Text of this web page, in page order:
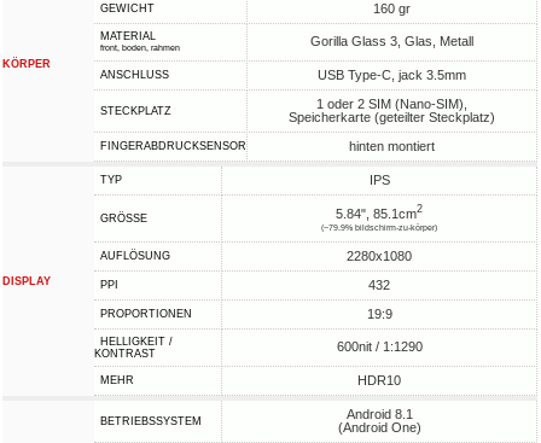
KÖRPER
GEWICHT 160 gr
MATERIAL
front, boden, rahmen Gorilla Glass 3, Glas, Metall
ANSCHLUSS USB Type-C, jack 3.5mm
STECKPLATZ
1 oder 2 SIM (Nano-SIM),
Speicherkarte (geteilter Steckplatz)
FINGERABDRUCKSENSOR hinten montiert
DISPLAY
TYP IPS
GRÖSSE 5.84", 85.1cm2
(~79.9% bildschirm-zu-körper)
AUFLÖSUNG 2280x1080
PPI 432
PROPORTIONEN 19:9
HELLIGKEIT /
KONTRAST
600nit / 1:1290
MEHR HDR10
BETRIEBSSYSTEM
Android 8.1
(Android One)